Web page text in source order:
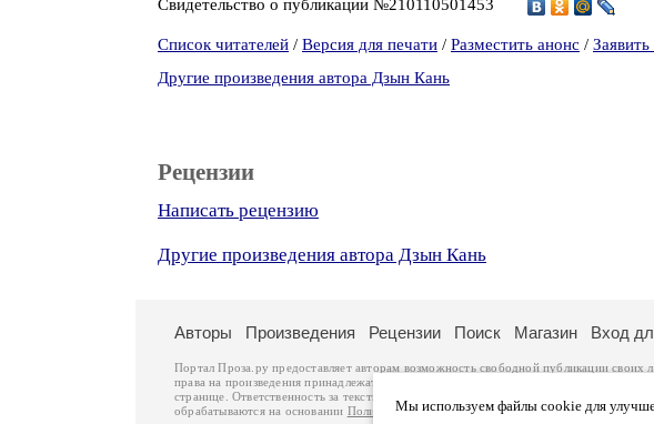
Свидетельство о публикации №210110501453
Список читателей / Версия для печати / Разместить анонс /
Другие произведения автора Дзын Кань
Рецензии
Написать рецензию
Другие произведения автора Дзын Кань
Мы используем файлы cookie для
Авторы Произведения Рецензии Поиск Магазин Вход
Портал Проза.ру предоставляет авторам возможность свободной публикации
права на произведения принадлежат авторам и охраняются
. Перепечатка
странице. Ответственность за тексты произведений авторы несут самостоятельно на
обрабатываются на основании Политики обработки персональных данных. Вы также